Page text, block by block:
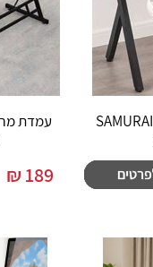
שולחן גיימינג עם שלט דגם SAMURAI
189
₪